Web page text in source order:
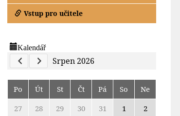
Vstup pro učitele
Kalendář
Previous Calendar
Next Calendar
Srpen 2026
Po Út St Čt Pá So
Ne
27
28 29 30 31 1
2